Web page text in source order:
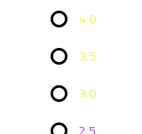
4.0
3.5
3.0
2.5